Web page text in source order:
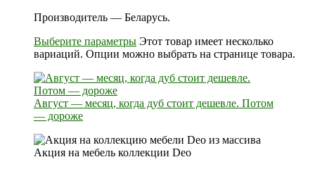
Производитель — Беларусь.
Выберите параметры Этот товар имеет несколько
вариаций. Опции можно выбрать на странице товара.
Август — месяц, когда дуб стоит дешевле. Потом
— дороже
Акция на мебель коллекции Deo